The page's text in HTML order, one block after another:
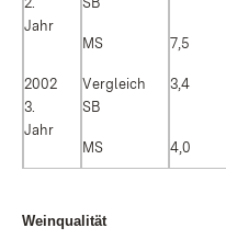
Jahr
MS 7,5
2002
3.
Jahr
Vergleich
SB
3,4
MS 4,0
Weinqualität